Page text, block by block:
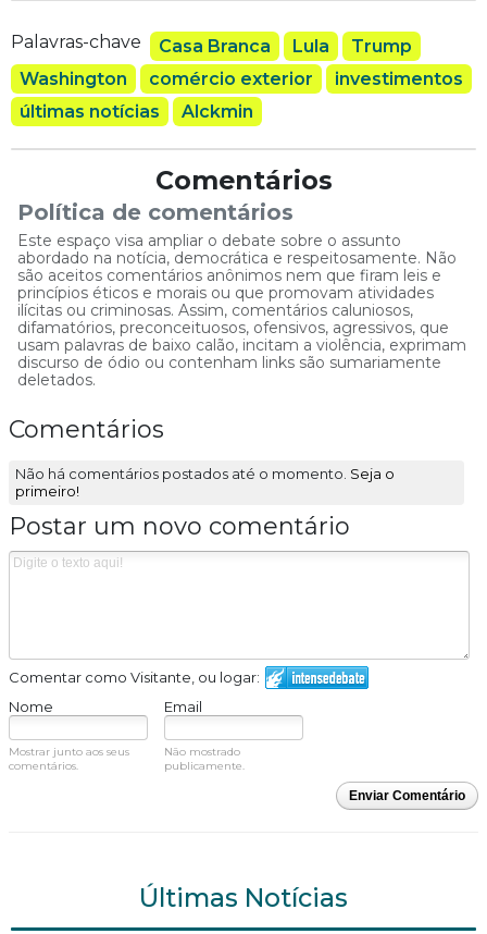
Palavras-chave Casa Branca Lula
Trump
Washington
comércio exterior
investimentos
últimas notícias
Alckmin
Comentários
Política de comentários
Este espaço visa ampliar o debate sobre o assunto
abordado na notícia, democrática e respeitosamente. Não
são aceitos comentários anônimos nem que firam leis e
princípios éticos e morais ou que promovam atividades
ilícitas ou criminosas. Assim, comentários caluniosos,
difamatórios, preconceituosos, ofensivos, agressivos, que
usam palavras de baixo calão, incitam a violência, exprimam
discurso de ódio ou contenham links são sumariamente
deletados.
Comentários
Não há comentários postados até o momento. Seja o
primeiro!
Postar um novo comentário
Comentar como Visitante, ou logar:
Nome
Email
Mostrar junto aos seus
comentários.
Não mostrado
publicamente.
Enviar Comentário
Últimas Notícias